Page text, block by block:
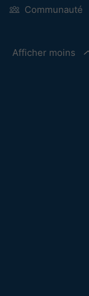
Communauté
Afficher moins